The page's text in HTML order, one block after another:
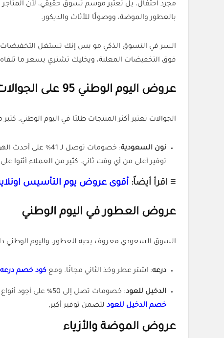
مجرد احتفال، بل تعتبر موسم تسوق حقيقي، لأن
بالعطور والموضة، ووصولًا للأثاث والديكور.
السر في التسوق الذكي مو بس إنك تستغل التخفيضات
فوق التخفيضات المعلنة، ويخليك تشتري بسعر ما تلقاه
عروض اليوم الوطني 95 على الجوالات
الجوالات تعتبر أكثر المنتجات طلبًا في اليوم الوطني.
نون السعودية: خصومات توصل لـ 41% على أحدث الهواتف، بالإضافة لتخفيضات حتى 70% على الإلكترونيات. ومع تفعيل
توفير أعلى من أي وقت ثاني. كثير من العملاء أثنوا
≡ اقرأ أيضاً: أقوى عروض يوم التأسيس
عروض العطور في اليوم الوطني
السوق السعودي معروف بحبه للعطور، واليوم
درعه: اشتر عطر وخذ الثاني مجانًا. ومع كود خصم درعه
الدخيل للعود: خصومات تصل إلى 50% على أجود أنواع البخور والعطور الشرقية. التجارب من العملاء إيجابية جدًا، خصوصًا من ناحية جودة وثبات العطر. لا تفوت فرصة تطبيق
خصم الدخيل للعود لتضمن توفير أكبر.
عروض الموضة والأزياء